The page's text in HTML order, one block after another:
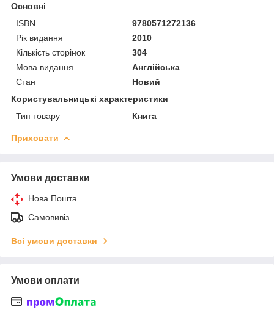
Основні
ISBN
9780571272136
Рік видання
2010
Кількість сторінок
304
Мова видання
Англійська
Стан
Новий
Користувальницькі характеристики
Тип товару
Книга
Приховати
Умови доставки
Нова Пошта
Самовивіз
Всі умови доставки
Умови оплати